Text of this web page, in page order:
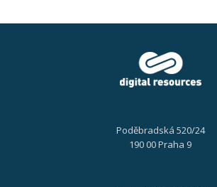
Poděbradská 520/24
190 00 Praha 9